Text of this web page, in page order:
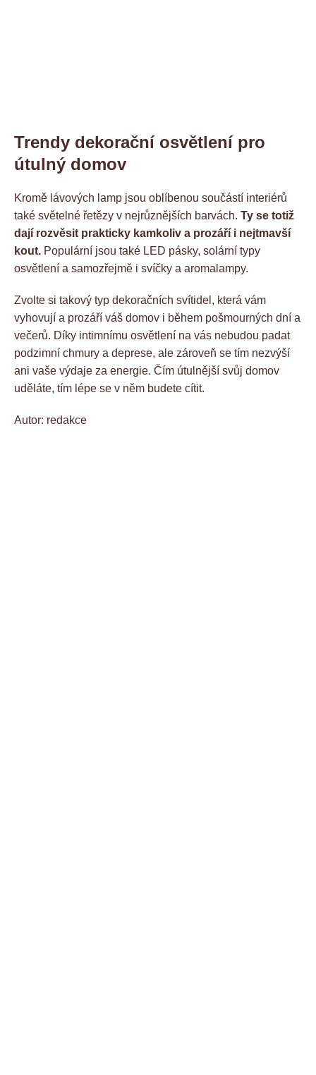
Trendy dekorační osvětlení pro
útulný domov
Kromě lávových lamp jsou oblíbenou součástí interiérů
také světelné řetězy v nejrůznějších barvách. Ty se totiž
dají rozvěsit prakticky kamkoliv a prozáří i nejtmavší
kout. Populární jsou také LED pásky, solární typy
osvětlení a samozřejmě i svíčky a aromalampy.
Zvolte si takový typ dekoračních svítidel, která vám
vyhovují a prozáří váš domov i během pošmourných dní a
večerů. Díky intimnímu osvětlení na vás nebudou padat
podzimní chmury a deprese, ale zároveň se tím nezvýší
ani vaše výdaje za energie. Čím útulnější svůj domov
uděláte, tím lépe se v něm budete cítit.
Autor: redakce